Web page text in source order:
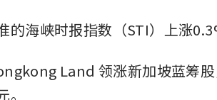
的海峡时报指数（STI）上涨
Land 领涨新加坡蓝筹
。